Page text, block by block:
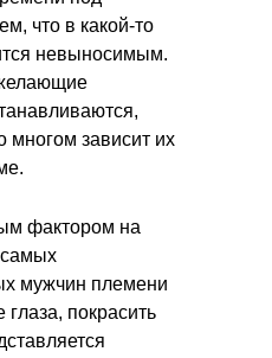
что в какой-то
невыносимым.
многом зависит их
фактором на
мужчин племени
покрасить